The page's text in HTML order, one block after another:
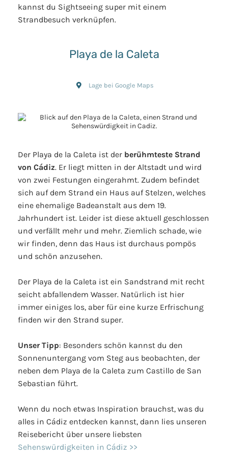
kannst du Sightseeing super mit einem
Strandbesuch verknüpfen.
Playa de la Caleta
Lage bei Google Maps
Der Playa de la Caleta ist der berühmteste Strand
von Cádiz. Er liegt mitten in der Altstadt und wird
von zwei Festungen eingerahmt. Zudem befindet
sich auf dem Strand ein Haus auf Stelzen, welches
eine ehemalige Badeanstalt aus dem 19.
Jahrhundert ist. Leider ist diese aktuell geschlossen
und verfällt mehr und mehr. Ziemlich schade, wie
wir finden, denn das Haus ist durchaus pompös
und schön anzusehen.
Der Playa de la Caleta ist ein Sandstrand mit recht
seicht abfallendem Wasser. Natürlich ist hier
immer einiges los, aber für eine kurze Erfrischung
finden wir den Strand super.
Unser Tipp: Besonders schön kannst du den
Sonnenuntergang vom Steg aus beobachten, der
neben dem Playa de la Caleta zum Castillo de San
Sebastian führt.
Wenn du noch etwas Inspiration brauchst, was du
alles in Cádiz entdecken kannst, dann lies unseren
Reisebericht über unsere liebsten
Sehenswürdigkeiten in Cádiz >>